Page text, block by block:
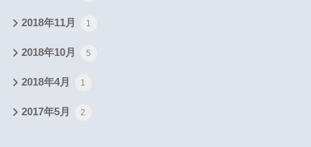
2018年11月 1
2018年10月 5
2018年4月 1
2017年5月 2